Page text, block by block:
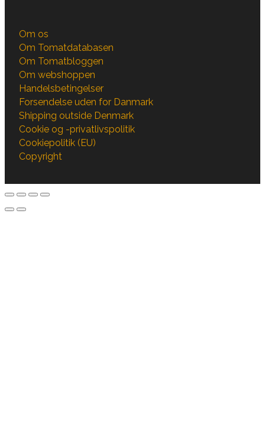
Om os
Om Tomatdatabasen
Om Tomatbloggen
Om webshoppen
Handelsbetingelser
Forsendelse uden for Danmark
Shipping outside Denmark
Cookie og -privatlivspolitik
Cookiepolitik (EU)
Copyright